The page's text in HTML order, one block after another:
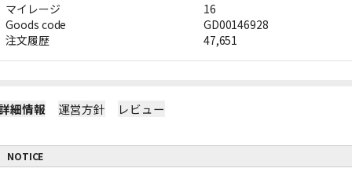
マイレージ
16
Goods code
GD00146928
注文履歴
47,651
細情報 運営方針 レビュー
NOTICE